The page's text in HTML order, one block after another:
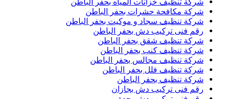
شركة تنظيف خزانات المياه بحفر الباطن
شركة مكافحة حشرات بحفر الباطن
شركة تنظيف سجاد و موكيت بحفر الباطن
رقم فنى تركيب دش بحفر الباطن
شركة تنظيف شقق بحفر الباطن
شركة تنظيف كنب بحفر الباطن
شركة تنظيف مجالس بحفر الباطن
شركة تنظيف فلل بحفر الباطن
شركة تنظيف بحفر الباطن
رقم فنى تركيب دش بجازان